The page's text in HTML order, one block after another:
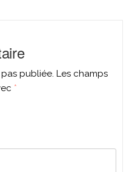
publiée. Les champs
*